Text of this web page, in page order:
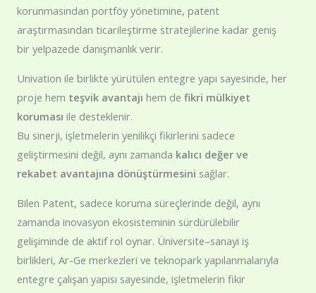
korunmasından portföy yönetimine, patent
araştırmasından ticarileştirme stratejilerine kadar geniş
bir yelpazede danışmanlık verir.
Univation ile birlikte yürütülen entegre yapı sayesinde, her
proje hem teşvik avantajı hem de fikri mülkiyet
koruması ile desteklenir.
Bu sinerji, işletmelerin yenilikçi fikirlerini sadece
geliştirmesini değil, aynı zamanda kalıcı değer ve
rekabet avantajına dönüştürmesini sağlar.
Bilen Patent, sadece koruma süreçlerinde değil, aynı
zamanda inovasyon ekosisteminin sürdürülebilir
gelişiminde de aktif rol oynar. Üniversite–sanayi iş
birlikleri, Ar-Ge merkezleri ve teknopark yapılanmalarıyla
entegre çalışan yapısı sayesinde, işletmelerin fikir